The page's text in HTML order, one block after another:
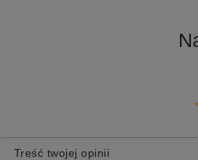
Treść twojej opinii